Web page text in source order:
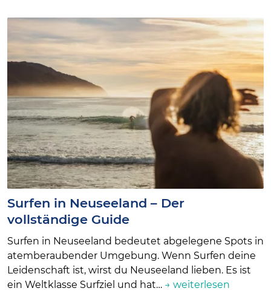
Surfen in Neuseeland – Der
vollständige Guide
Surfen in Neuseeland bedeutet abgelegene Spots in
atemberaubender Umgebung. Wenn Surfen deine
Leidenschaft ist, wirst du Neuseeland lieben. Es ist
ein Weltklasse Surfziel und hat… → weiterlesen